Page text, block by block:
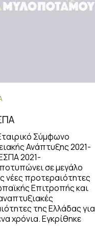
Σύμφωνο
Ανάπτυξης 2021-
2021-
σε μεγάλο
νέες προτεραιότητες
Επιτροπής και
της Ελλάδας για
χρόνια. Εγκρίθηκε